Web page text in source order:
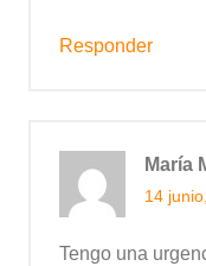
Responder
María
14
Tengo una